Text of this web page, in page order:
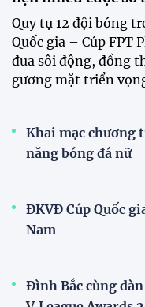
Đội tuyển Việt
thắng trước
Chính thức mở
Campuchia
Đội tuyển nữ